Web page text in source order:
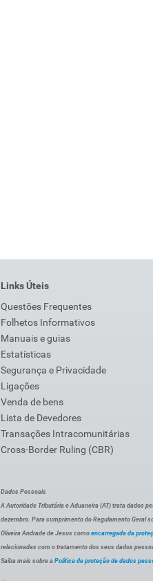
Links Úteis
Questões Frequentes
Folhetos Informativos
Manuais e guias
Estatísticas
Segurança e Privacidade
Ligações
Venda de bens
Lista de Devedores
Transações Intracomunitárias
Cross-Border Ruling (CBR)
Dados Pessoais
A Autoridade Tributária e Aduaneira (AT) trata dados
dezembro. Para cumprimento do Regulamento Geral
Oliveira Andrade de Jesus como encarregada da
relacionadas com o tratamento dos seus dados
Saiba mais sobre a Política de proteção de dados